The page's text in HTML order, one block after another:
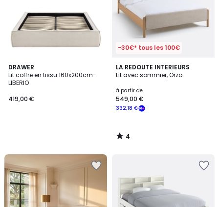
DRAWER
Lit coffre en tissu 160x200cm-
LIBERIO
419,00 €
-30€* tous les 100€
LA REDOUTE INTERIEURS
Lit avec sommier, Orzo
à partir de
332,18 €
549,00 €
4
/
4
/